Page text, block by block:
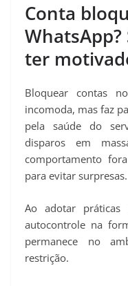
Conta
ter
Bloquear contas
incomoda, mas faz
pela saúde do
disparos em
comportamento
para evitar surpresas.
Ao adotar
autocontrole na
permanece no
restrição.